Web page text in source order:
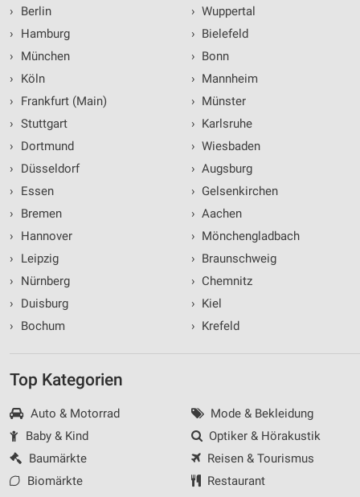
›
Berlin
›
Hamburg
›
München
›
Köln
›
Frankfurt (Main)
› Stuttgart
›
Dortmund
›
Düsseldorf
›
Essen
›
Bremen
›
Hannover
›
Leipzig
›
Nürnberg
›
Duisburg
›
Bochum
› Wuppertal
› Bielefeld
› Bonn
› Mannheim
› Münster
› Karlsruhe
› Wiesbaden
› Augsburg
› Gelsenkirchen
› Aachen
› Mönchengladbach
› Braunschweig
› Chemnitz
› Kiel
› Krefeld
Top Kategorien
Auto & Motorrad
Baby & Kind
Baumärkte
Biomärkte
Mode & Bekleidung
Optiker & Hörakustik
Reisen & Tourismus
Restaurant